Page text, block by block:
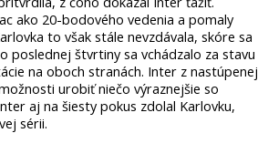
ako 20-bodového vedenia a pomaly
to však stále nevzdávala, skóre sa
poslednej štvrtiny sa vchádzalo za stavu
na oboch stranách. Inter z nastúpenej
urobiť niečo výraznejšie so
aj na šiesty pokus zdolal Karlovku,
sérii.